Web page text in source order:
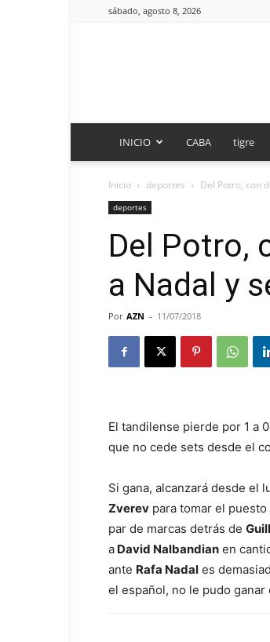
sábado, agosto 8, 2026
INICIO CABA tigre
Inicio deportes Del Potro, con
deportes
Del Potro,
a Nadal y
Por AZN - 11/07/2018
El tandilense pierde por 1 a
que no cede sets desde el
Si gana, alcanzará desde el
Zverev para tomar el
par de marcas detrás de
a David Nalbandian en
ante Rafa Nadal es
el español, no le pudo